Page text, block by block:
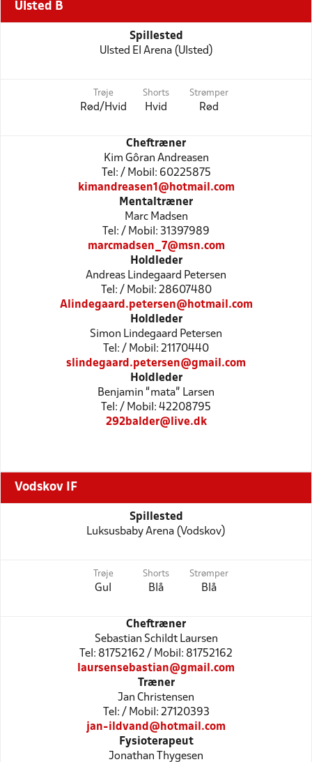
Ulsted B
Spillested
Ulsted El Arena (Ulsted)
Trøje
Rød/Hvid
Shorts
Hvid
Strømper
Rød
Cheftræner
Kim Gôran Andreasen
Tel: / Mobil: 60225875
kimandreasen1@hotmail.com
Mentaltræner
Marc Madsen
Tel: / Mobil: 31397989
marcmadsen_7@msn.com
Holdleder
Andreas Lindegaard Petersen
Tel: / Mobil: 28607480
Alindegaard.petersen@hotmail.com
Holdleder
Simon Lindegaard Petersen
Tel: / Mobil: 21170440
slindegaard.petersen@gmail.com
Holdleder
Benjamin “mata” Larsen
Tel: / Mobil: 42208795
292balder@live.dk
Vodskov IF
Spillested
Luksusbaby Arena (Vodskov)
Trøje
Gul
Shorts
Blå
Strømper
Blå
Cheftræner
Sebastian Schildt Laursen
Tel: 81752162 / Mobil: 81752162
laursensebastian@gmail.com
Træner
Jan Christensen
Tel: / Mobil: 27120393
jan-ildvand@hotmail.com
Fysioterapeut
Jonathan Thygesen